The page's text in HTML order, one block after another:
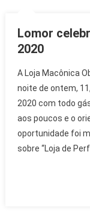
Lomor
2020
A Loja Macônica
noite de ontem,
2020 com todo
aos poucos e o
oportunidade foi
sobre “Loja de